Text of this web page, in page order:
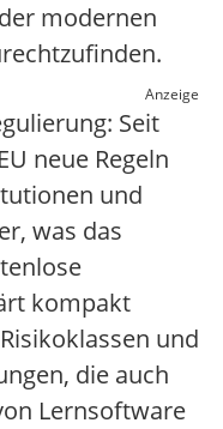
modernen
Anzeige
Seit
neue Regeln
und
was das
kompakt
und
die auch
Lernsoftware